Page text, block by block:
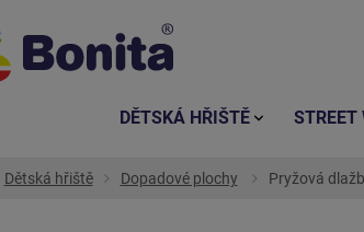
Dětská hřiště Dopadové plochy Pryžová
DĚTSKÁ HŘIŠTĚ STREET